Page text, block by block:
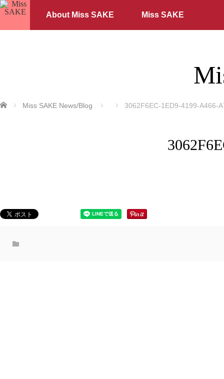
About Miss SAKE Miss SAKE
ホーム Miss SAKE News/Blog 3062F6EC-1ED9-4199-A466-